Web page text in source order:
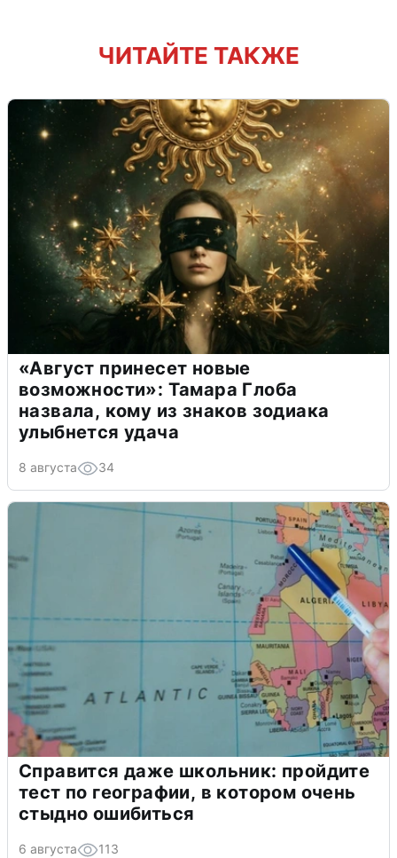
ЧИТАЙТЕ ТАКЖЕ
«Август принесет новые
возможности»: Тамара Глоба
назвала, кому из знаков зодиака
улыбнется удача
8 августа 34
Справится даже школьник: пройдите
тест по географии, в котором очень
стыдно ошибиться
6 августа 113